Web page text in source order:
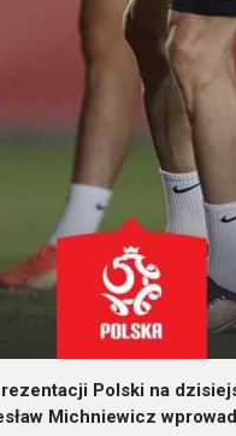
Polski na
Michniewicz